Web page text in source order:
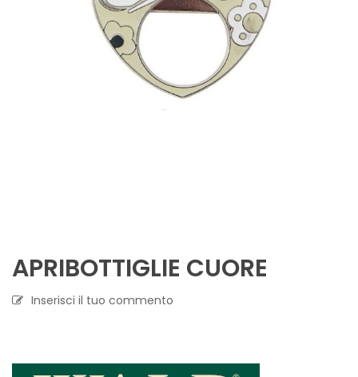
APRIBOTTIGLIE CUORE
Inserisci il tuo commento